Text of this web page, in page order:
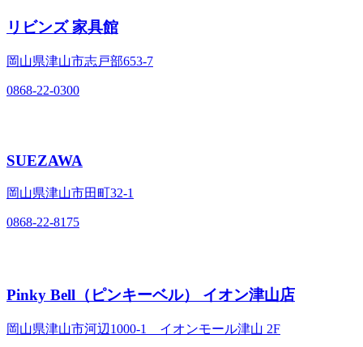
リビンズ 家具館
岡山県津山市志戸部653-7
0868-22-0300
SUEZAWA
岡山県津山市田町32-1
0868-22-8175
Pinky Bell（ピンキーベル） イオン津山店
岡山県津山市河辺1000-1 イオンモール津山 2F